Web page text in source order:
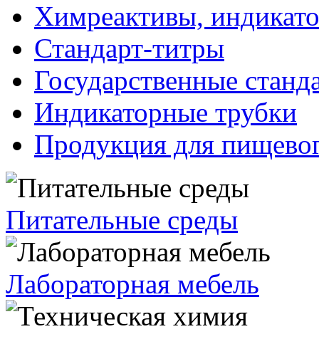
Химреактивы,
Стандарт-титры
Государственные
Индикаторные трубки
Продукция для
Питательные среды
Лабораторная мебель